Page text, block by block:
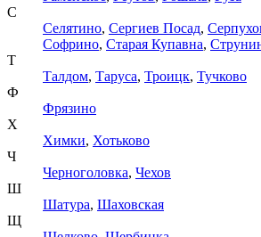
С
Селятино, Сергиев Посад,
Софрино, Старая Купавна,
Т
Талдом, Таруса, Троицк, Тучково
Ф
Фрязино
Х
Химки, Хотьково
Ч
Черноголовка, Чехов
Ш
Шатура, Шаховская
Щ